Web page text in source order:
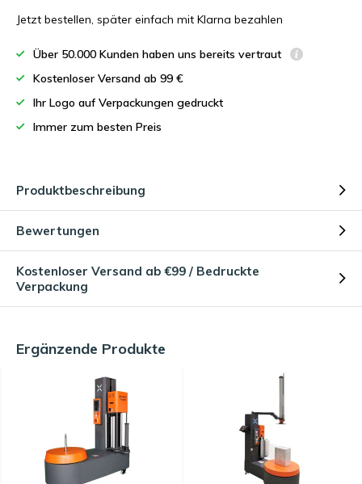
Jetzt bestellen, später einfach mit Klarna bezahlen
Über 50.000 Kunden haben uns bereits vertraut
Kostenloser Versand ab 99 €
Ihr Logo auf Verpackungen gedruckt
Immer zum besten Preis
Produktbeschreibung
Bewertungen
Kostenloser Versand ab €99 / Bedruckte
Verpackung
Ergänzende Produkte